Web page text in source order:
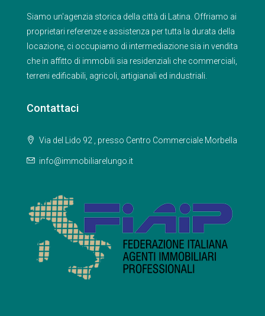
Siamo un'agenzia storica della città di Latina. Offriamo ai
proprietari referenze e assistenza per tutta la durata della
locazione, ci occupiamo di intermediazione sia in vendita
che in affitto di immobili sia residenziali che commerciali,
terreni edificabili, agricoli, artigianali ed industriali.
Contattaci
Via del Lido 92 , presso Centro Commerciale Morbella
info@immobiliarelungo.it